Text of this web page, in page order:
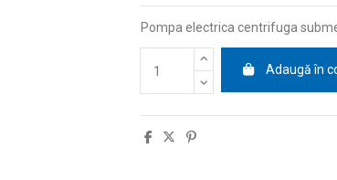
Pompa electrica centrifuga
Adaugă în